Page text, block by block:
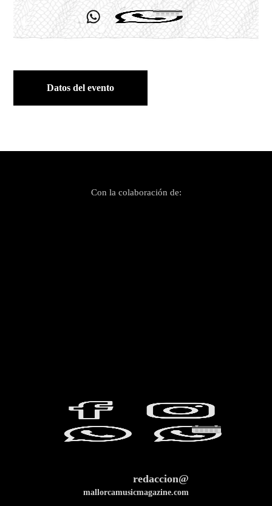
Datos del evento
Con la colaboración de:
redaccion@
mallorcamusicmagazine.com